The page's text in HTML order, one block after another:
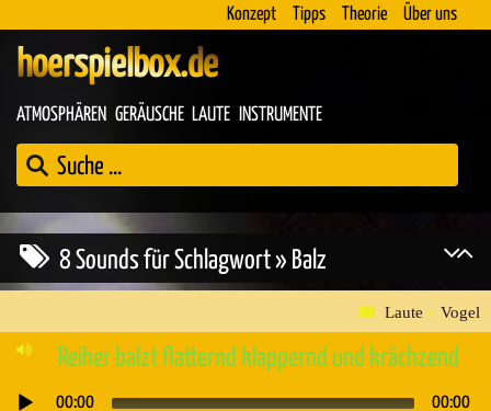
Konzept Tipps Theorie Über uns
hoerspielbox.de
ATMOSPHÄREN GERÄUSCHE LAUTE INSTRUMENTE
8 Sounds für Schlagwort » Balz
Laute » Vogel
Reiher balzt flatternd klappernd und krächzend
00:00 00:00